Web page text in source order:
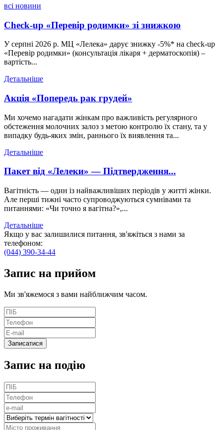
всі новини
Check-up «Перевір родимки» зі знижкою
У серпні 2026 р. МЦ «Лелека» дарує знижку -5%* на check-up
«Перевір родимки» (консультація лікаря + дерматоскопія) –
вартість...
Детальніше
Акція «Попередь рак грудей»
Ми хочемо нагадати жінкам про важливість регулярного
обстеження молочних залоз з метою контролю їх стану, та у
випадку будь-яких змін, раннього їх виявлення та...
Детальніше
Пакет від «Лелеки» — Підтвердження...
Вагітність — один із найважливіших періодів у житті жінки.
Але перші тижні часто супроводжуються сумнівами та
питаннями: «Чи точно я вагітна?»,...
Детальніше
Якщо у вас залишилися питання, зв'яжіться з нами за
телефоном:
(044) 390-34-44
Запис на прийом
Ми зв'яжемося з вами найближчим часом.
Запис на подію